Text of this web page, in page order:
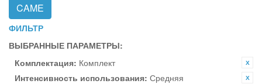
CAME
ФИЛЬТР
ВЫБРАННЫЕ ПАРАМЕТРЫ:
Комплектация: Комплект
Интенсивность использования: Средняя